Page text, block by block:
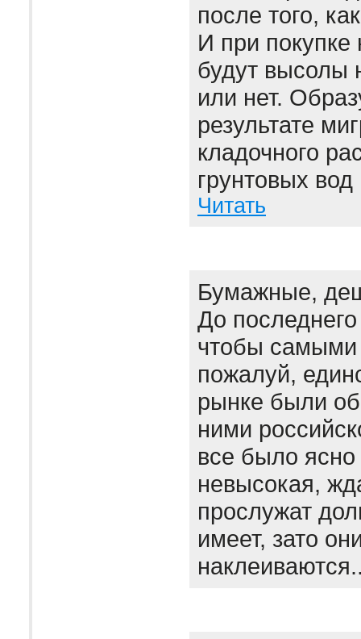
после того,
И при покупке
будут высолы
или нет.
результате
кладочного
грунтовых
Читать
Бумажные,
До
чтобы
пожалуй,
рынке были
ними
все было
невысокая,
прослужат
имеет, зато